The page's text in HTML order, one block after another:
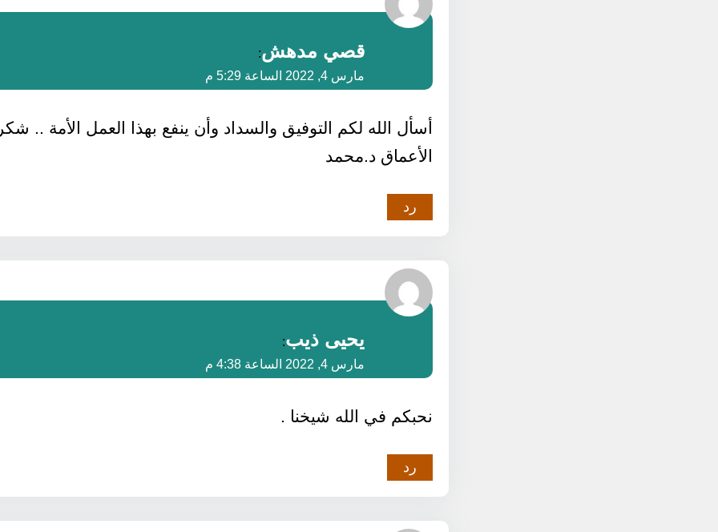
قصي مدهش:
مارس 4, 2022 الساعة 5:29 م
أسأل الله لكم التوفيق والسداد وأن ينفع بهذا العمل الأمة ..
الأعماق د.محمد
رد
يحيى ذيب:
مارس 4, 2022 الساعة 4:38 م
نحبكم في الله شيخنا .
رد